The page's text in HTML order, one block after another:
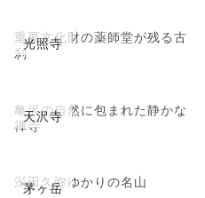
光照寺
重要文化財の薬師堂が残る古
刹
天沢寺
亀沢の自然に包まれた静かな
禅寺
茅ヶ岳
深田久弥ゆかりの名山